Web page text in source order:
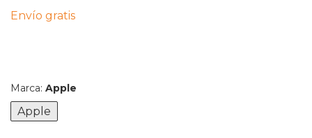
Envío gratis
Marca: Apple
Apple